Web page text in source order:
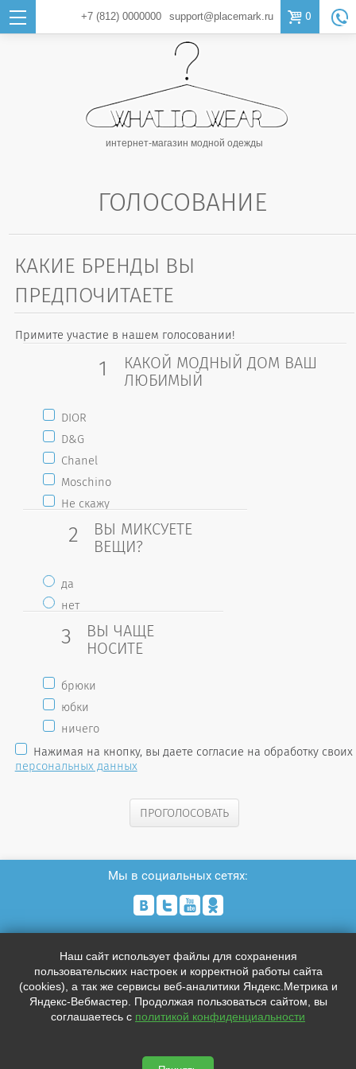
+7 (812)0000000 support@placemark.ru  0 
интернет-магазин модной одежды
ГОЛОСОВАНИЕ
КАКИЕ БРЕНДЫ ВЫ
ПРЕДПОЧИТАЕТЕ
Примите участие в нашем голосовании!
1
КАКОЙ МОДНЫЙ ДОМ ВАШ
ЛЮБИМЫЙ
DIOR
D&G
Chanel
Moschino
Не скажу
2
ВЫ МИКСУЕТЕ
ВЕЩИ?
да
нет
3
ВЫ ЧАЩЕ
НОСИТЕ
брюки
юбки
ничего
Нажимая на кнопку, вы даете согласие на обработку своих
персональных данных
ПРОГОЛОСОВАТЬ
+7 (812)0000000
+7 (812)0000000
support@placemark.ru
Мы в социальных сетях:
   
Наш сайт использует файлы для сохранения
пользовательских настроек и корректной работы сайта
(cookies), а так же сервисы веб-аналитики Яндекс.Метрика и
Яндекс-Вебмастер. Продолжая пользоваться сайтом, вы
соглашаетесь с политикой конфиденциальности